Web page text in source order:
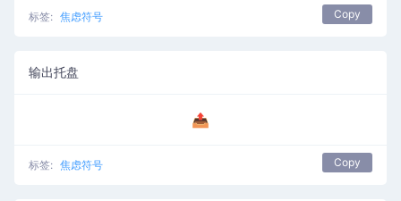
标签: 焦虑符号 Copy
输出托盘
📤
标签: 焦虑符号 Copy